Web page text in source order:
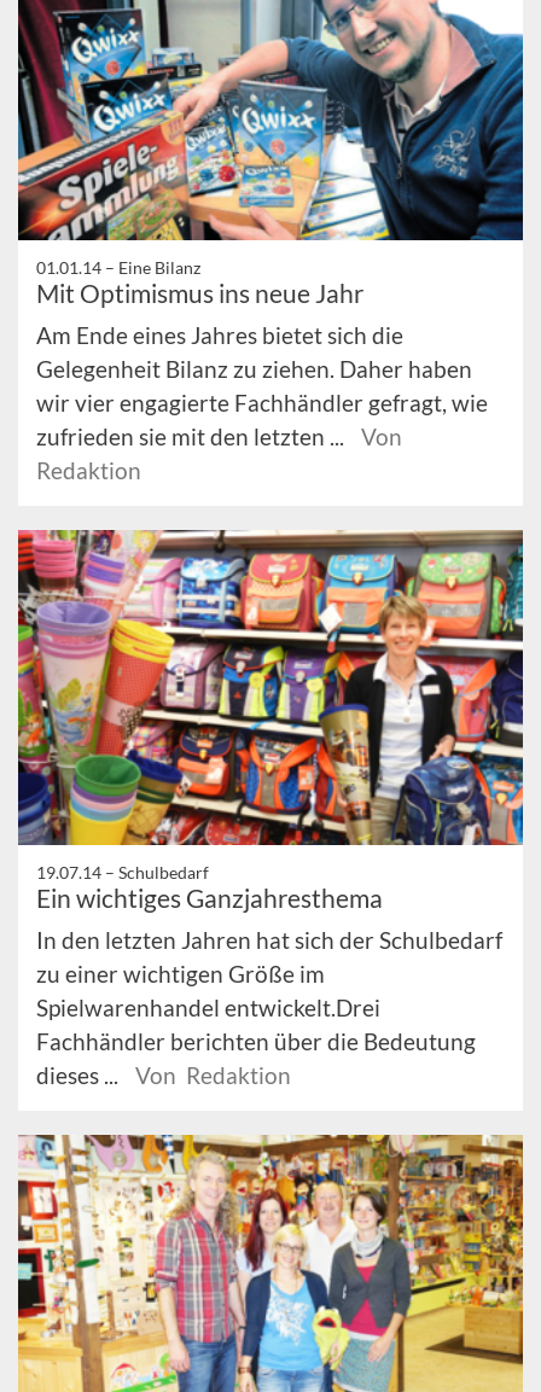
01.01.14 – Eine Bilanz
Mit Optimismus ins neue Jahr
Am Ende eines Jahres bietet sich die
Gelegenheit Bilanz zu ziehen. Daher haben
wir vier engagierte Fachhändler gefragt, wie
zufrieden sie mit den letzten ...
Von
Redaktion
19.07.14 – Schulbedarf
Ein wichtiges Ganzjahresthema
In den letzten Jahren hat sich der Schulbedarf
zu einer wichtigen Größe im
Spielwarenhandel entwickelt.Drei
Fachhändler berichten über die Bedeutung
dieses ...
Von Redaktion